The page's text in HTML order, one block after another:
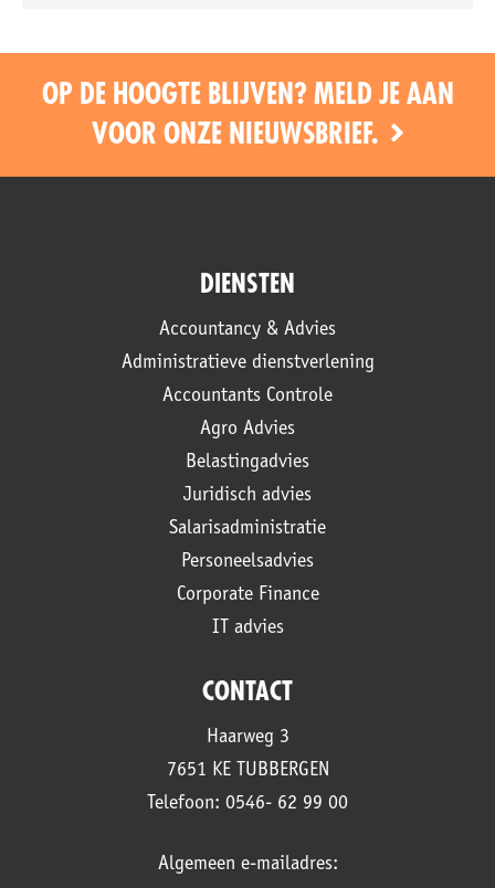
OP DE HOOGTE BLIJVEN? MELD JE AAN
VOOR ONZE NIEUWSBRIEF.
DIENSTEN
Accountancy & Advies
Administratieve dienstverlening
Accountants Controle
Agro Advies
Belastingadvies
Juridisch advies
Salarisadministratie
Personeelsadvies
Corporate Finance
IT advies
CONTACT
Haarweg 3
7651 KE TUBBERGEN
Telefoon: 0546- 62 99 00
Algemeen e-mailadres: